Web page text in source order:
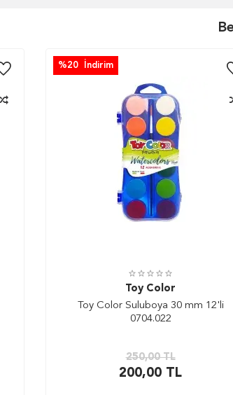
%20 İndirim
Toy Color
Toy Color Suluboya 30 mm 12'li
0704.022
250,00TL
200,00 TL